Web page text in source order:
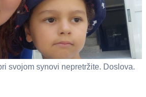
svojom synovi nepretržite. Doslova.